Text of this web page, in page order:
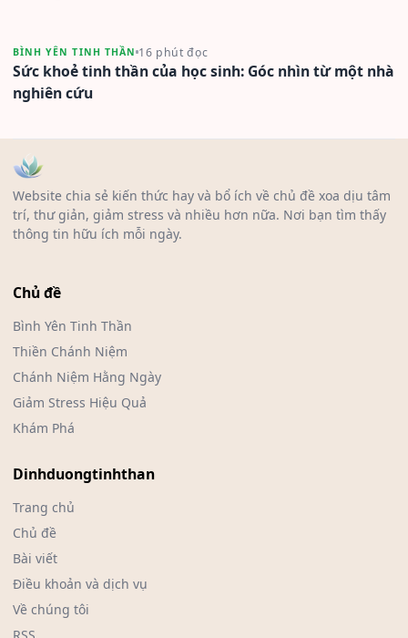
BÌNH YÊN TINH THẦN 16 phút đọc
Sức khoẻ tinh thần của học sinh: Góc nhìn từ một nhà
nghiên cứu
Website chia sẻ kiến thức hay và bổ ích về chủ đề xoa dịu tâm
trí, thư giản, giảm stress và nhiều hơn nữa. Nơi bạn tìm thấy
thông tin hữu ích mỗi ngày.
Chủ đề
Bình Yên Tinh Thần
Thiền Chánh Niệm
Chánh Niệm Hằng Ngày
Giảm Stress Hiệu Quả
Khám Phá
Dinhduongtinhthan
Trang chủ
Chủ đề
Bài viết
Điều khoản và dịch vụ
Về chúng tôi